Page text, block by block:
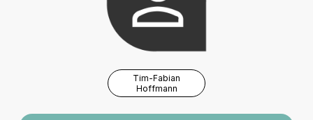
Tim-Fabian
Hoffmann